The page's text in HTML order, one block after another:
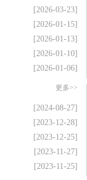
[2026-03-23]
[2026-01-15]
[2026-01-13]
[2026-01-10]
[2026-01-06]
更多>>
[2024-08-27]
[2023-12-28]
[2023-12-25]
[2023-11-27]
[2023-11-25]